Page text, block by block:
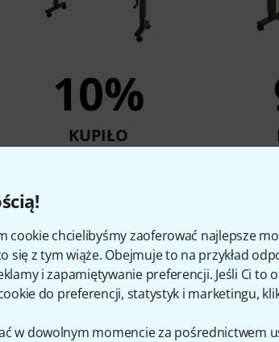
cookie chcielibyśmy zaoferować najlepsze
się z tym wiąże. Obejmuje to na przykład
i zapamiętywanie preferencji. Jeśli Ci to
do preferencji, statystyk i marketingu,
w dowolnym momencie za pośrednictwem
10%
KUPIŁO
porównaj